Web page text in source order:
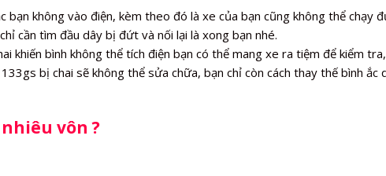
không vào điện, kèm theo đó là xe của bạn cũng không thể chạy
cần tìm đầu dây bị đứt và nối lại là xong bạn nhé.
khiến bình không thể tích điện bạn có thể mang xe ra tiệm để kiểm
bị chai sẽ không thể sửa chữa, bạn chỉ còn cách thay thế bình ắc
vôn ?